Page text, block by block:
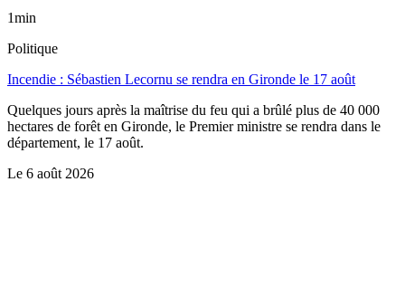
1min
Politique
Incendie : Sébastien Lecornu se rendra en Gironde le 17 août
Quelques jours après la maîtrise du feu qui a brûlé plus de 40 000
hectares de forêt en Gironde, le Premier ministre se rendra dans le
département, le 17 août.
Le 6 août 2026